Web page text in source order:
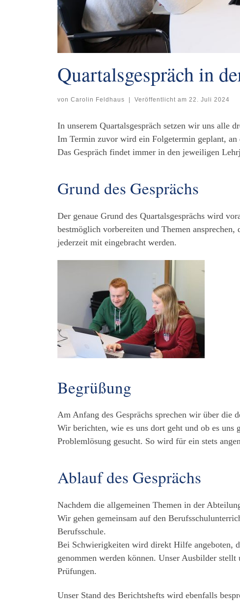
Quartalsgespräch in
von Carolin Feldhaus Veröffentlicht am 22. Juli 2024
In unserem Quartalsgespräch setzen wir uns alle
Im Termin zuvor wird ein Folgetermin geplant, an
Das Gespräch findet immer in den jeweiligen
Grund des Gesprächs
Der genaue Grund des Quartalsgesprächs wird
bestmöglich vorbereiten und Themen
jederzeit mit eingebracht werden.
Begrüßung
Am Anfang des Gesprächs sprechen wir über die
Wir berichten, wie es uns dort geht und ob es uns
Problemlösung gesucht. So wird für ein stets
Ablauf des Gesprächs
Nachdem die allgemeinen Themen in der
Wir gehen gemeinsam auf den
Berufsschule.
Bei Schwierigkeiten wird direkt Hilfe angeboten,
genommen werden können. Unser Ausbilder
Prüfungen.
Unser Stand des Berichtshefts wird ebenfalls